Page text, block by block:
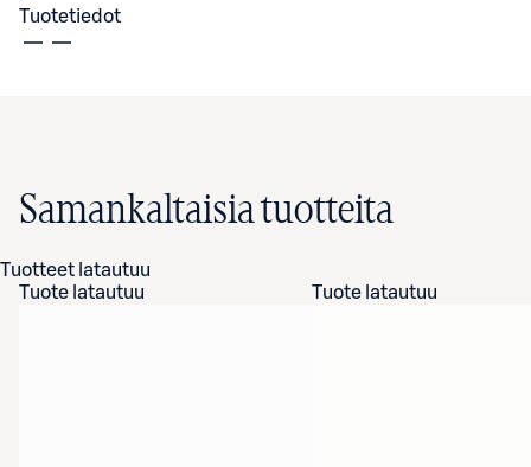
Tuotetiedot
Samankaltaisia tuotteita
Tuotteet latautuu
Tuote latautuu
Tuote latautuu